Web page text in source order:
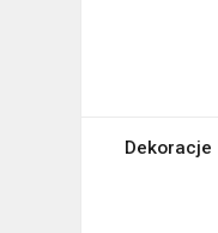
Dekoracje